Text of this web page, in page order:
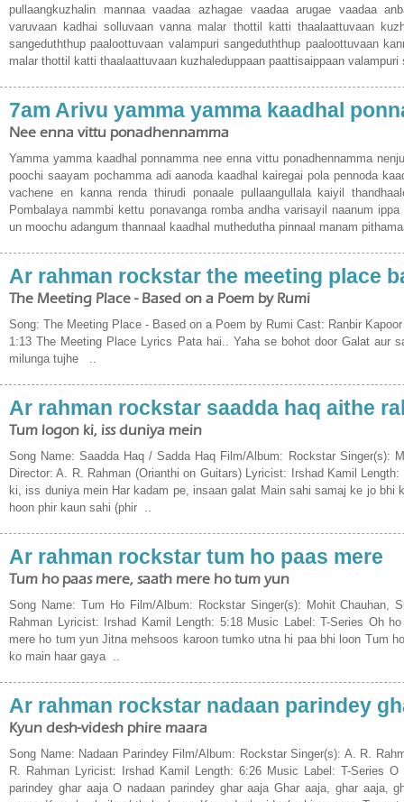
pullaangkuzhalin mannaa vaadaa azhagae vaadaa arugae vaadaa
varuvaan kadhai solluvaan vanna malar thottil katti thaalaattuvaan
sangeduththup paaloottuvaan valampuri sangeduththup paaloottuvaan
malar thottil katti thaalaattuvaan kuzhaleduppaan paattisaippaan
7am Arivu yamma yamma kaadhal
Nee enna vittu ponadhennamma
Yamma yamma kaadhal ponnamma nee enna vittu ponadhennamma
poochi saayam pochamma adi aanoda kaadhal kairegai pola pennoda
vachene en kanna renda thirudi ponaale pullaangullala kaiyil
Pombalaya nammbi kettu ponavanga romba andha varisayil naanum
un moochu adangum thannaal kaadhal muthedutha pinnaal manam
Ar rahman rockstar the meeting place
The Meeting Place - Based on a Poem by Rumi
Song: The Meeting Place - Based on a Poem by Rumi Cast: Ranbir
1:13 The Meeting Place Lyrics Pata hai.. Yaha se bohot door Galat aur
milunga tujhe ..
Ar rahman rockstar saadda haq aithe
Tum logon ki, iss duniya mein
Song Name: Saadda Haq / Sadda Haq Film/Album: Rockstar Singer(s):
Director: A. R. Rahman (Orianthi on Guitars) Lyricist: Irshad Kamil
ki, iss duniya mein Har kadam pe, insaan galat Main sahi samaj ke jo bhi
hoon phir kaun sahi (phir ..
Ar rahman rockstar tum ho paas mere
Tum ho paas mere, saath mere ho tum yun
Song Name: Tum Ho Film/Album: Rockstar Singer(s): Mohit Chauhan,
Rahman Lyricist: Irshad Kamil Length: 5:18 Music Label: T-Series Oh
mere ho tum yun Jitna mehsoos karoon tumko utna hi paa bhi loon Tum
ko main haar gaya ..
Ar rahman rockstar nadaan parindey
Kyun desh-videsh phire maara
Song Name: Nadaan Parindey Film/Album: Rockstar Singer(s): A. R.
R. Rahman Lyricist: Irshad Kamil Length: 6:26 Music Label: T-Series
parindey ghar aaja O nadaan parindey ghar aaja Ghar aaja, ghar aaja,